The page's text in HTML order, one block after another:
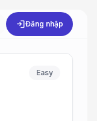
loginĐăng nhập
Easy